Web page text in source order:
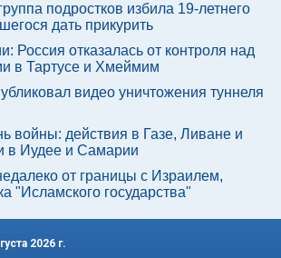
подростков избила 19-летнего
дать прикурить
Россия отказалась от контроля над
в Тартусе и Хмеймим
видео уничтожения туннеля
войны: действия в Газе, Ливане и
в Иудее и Самарии
от границы с Израилем,
"Исламского государства"
2026 г.